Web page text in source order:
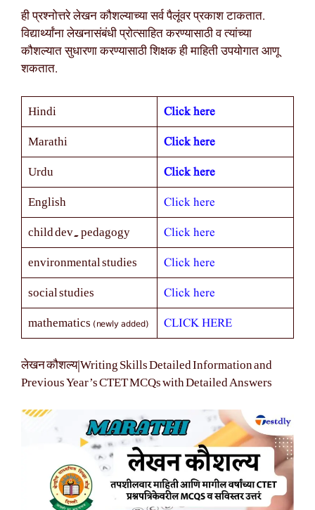
ही प्रश्नोत्तरे लेखन कौशल्याच्या सर्व पैलूंवर प्रकाश टाकतात.
विद्यार्थ्यांना लेखनासंबंधी प्रोत्साहित करण्यासाठी व त्यांच्या
कौशल्यात सुधारणा करण्यासाठी शिक्षक ही माहिती उपयोगात आणू
शकतात.
Hindi Click here
Marathi Click here
Urdu Click here
English Click here
child dev. pedagogy Click here
environmental studies Click here
social studies Click here
mathematics (newly added) CLICK HERE
लेखन कौशल्य|Writing Skills Detailed Information and
Previous Year’s CTET MCQs with Detailed Answers